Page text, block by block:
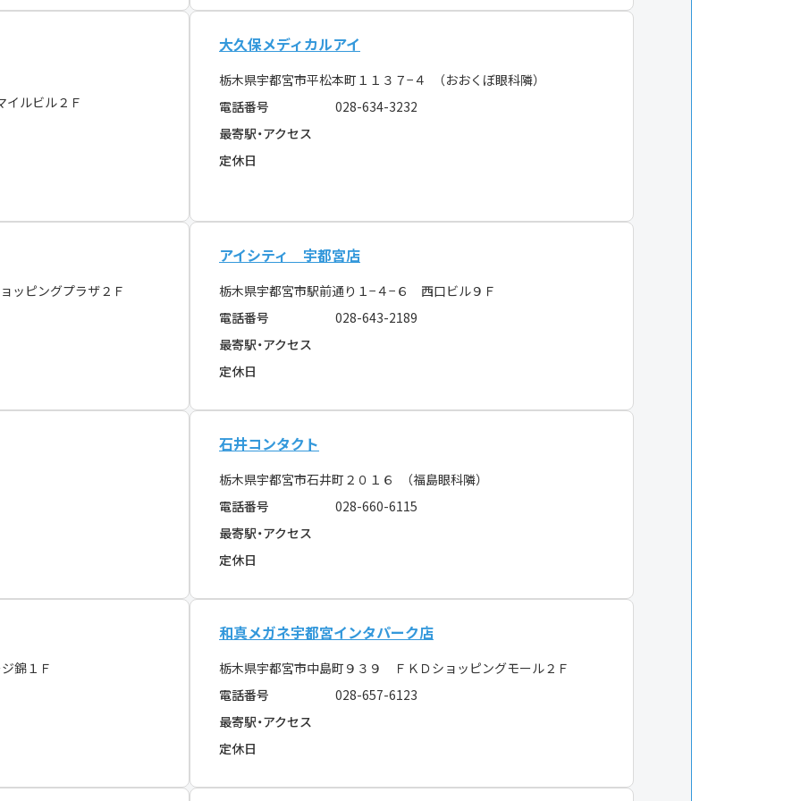
ルビル２Ｆ
大久保メディカルアイ
栃木県宇都宮市平松本町１１３７−４ （おおくぼ眼科隣）
電話番号
028-634-3232
最寄駅・アクセス
定休日
ッピングプラザ２Ｆ
アイシティ 宇都宮店
栃木県宇都宮市駅前通り１−４−６ 西口ビル９Ｆ
電話番号
028-643-2189
最寄駅・アクセス
定休日
石井コンタクト
栃木県宇都宮市石井町２０１６ （福島眼科隣）
電話番号
028-660-6115
最寄駅・アクセス
定休日
錦１Ｆ
和真メガネ宇都宮インタパーク店
栃木県宇都宮市中島町９３９ ＦＫＤショッピングモール２Ｆ
電話番号
028-657-6123
最寄駅・アクセス
定休日